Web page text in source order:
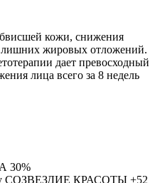
кожи, снижения
жировых отложений.
дает превосходный
лица всего за 8 недель
30%
СОЗВЕЗДИЕ КРАСОТЫ +52